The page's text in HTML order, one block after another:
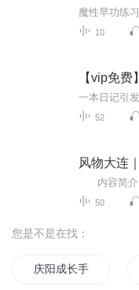
魔性早功练习
10
【vip免
一本日记引
52
风物大连
50
您是不是在找：
庆阳成长手札